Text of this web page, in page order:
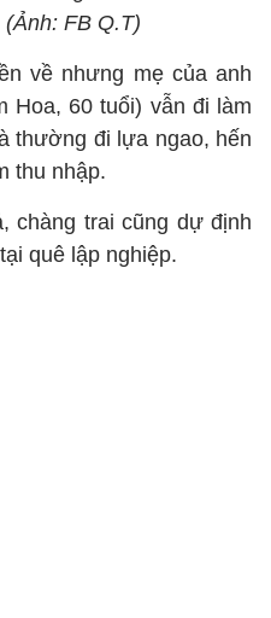
FB Q.T)
về nhưng mẹ của anh
Hoa, 60 tuổi) vẫn đi làm
thường đi lựa ngao, hến
thu nhập.
chàng trai cũng dự định
quê lập nghiệp.